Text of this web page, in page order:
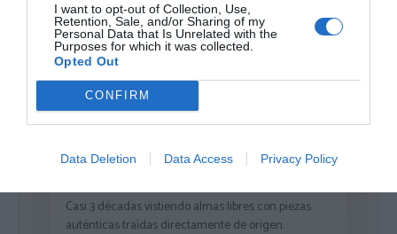
I want to opt-out of Collection, Use,
Retention, Sale, and/or Sharing of my
Personal Data that Is Unrelated with the
Purposes for which it was collected.
Opted Out
CONFIRM
Data Deletion Data Access Privacy Policy
Cargar más productos
1 2 3
Casi 3 décadas vistiendo almas libres con piezas
auténticas traídas directamente de origen.